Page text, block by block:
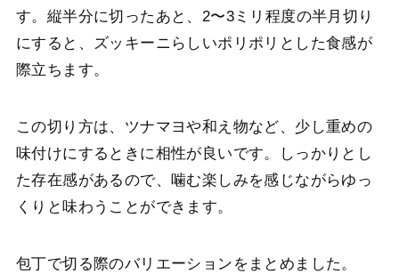
す。縦半分に切ったあと、2〜3ミリ程度の半月切り
にすると、ズッキーニらしいポリポリとした食感が
際立ちます。
この切り方は、ツナマヨや和え物など、少し重めの
味付けにするときに相性が良いです。しっかりとし
た存在感があるので、噛む楽しみを感じながらゆっ
くりと味わうことができます。
包丁で切る際のバリエーションをまとめました。